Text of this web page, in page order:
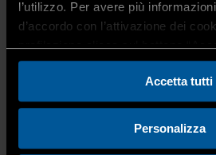
l’utilizzo. Per avere più informazioni
d’accordo con l’attivazione dei
profilazione clicca sul bottone
Accetta tutti
Personalizza
Provvidenze
SPID: identità
Area Education
Corsi / Eventi
Calendario corsi
Photo Gallery